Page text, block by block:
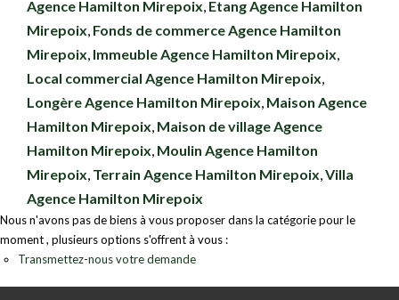
Agence Hamilton Mirepoix Etang Agence Hamilton
Mirepoix Fonds de commerce Agence Hamilton
Mirepoix Immeuble Agence Hamilton Mirepoix
Local commercial Agence Hamilton Mirepoix
Longère Agence Hamilton Mirepoix Maison Agence
Hamilton Mirepoix Maison de village Agence
Hamilton Mirepoix Moulin Agence Hamilton
Mirepoix Terrain Agence Hamilton Mirepoix Villa
Agence Hamilton Mirepoix
Nous n'avons pas de biens à vous proposer dans la catégorie pour le
moment , plusieurs options s'offrent à vous :
Transmettez-nous votre demande